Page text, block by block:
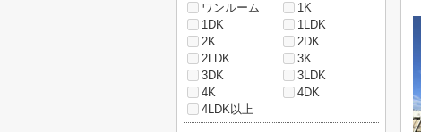
ワンルーム
1K
1DK
1LDK
2K
2DK
2LDK
3K
3DK
3LDK
4K
4DK
4LDK以上